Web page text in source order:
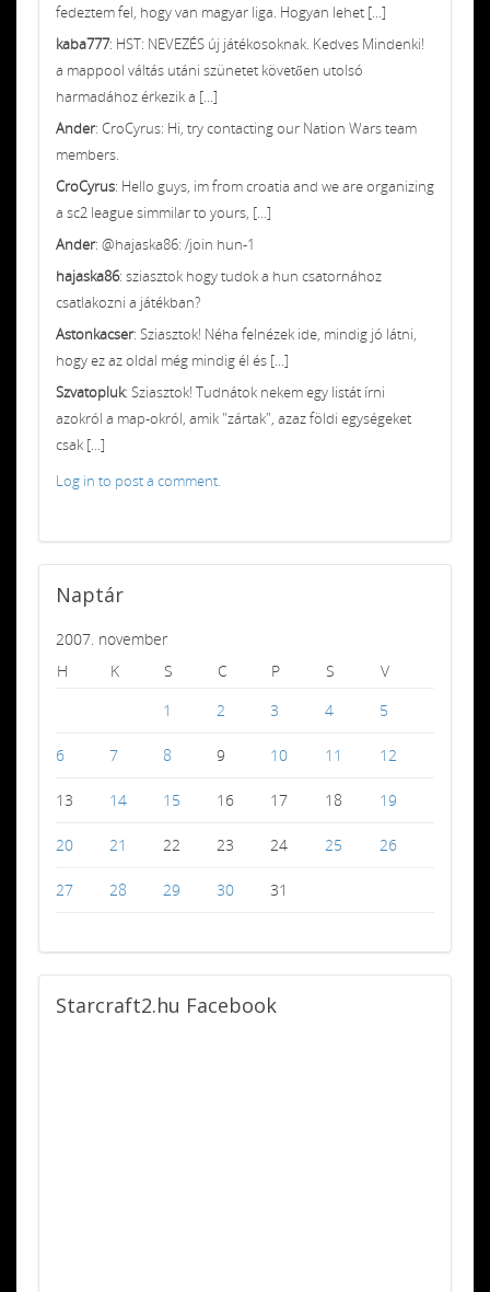
fedeztem fel, hogy van magyar liga. Hogyan lehet [...]
kaba777: HST: NEVEZÉS új játékosoknak. Kedves Mindenki!
a mappool váltás utáni szünetet követően utolsó
harmadához érkezik a [...]
Ander: CroCyrus: Hi, try contacting our Nation Wars team
members.
CroCyrus: Hello guys, im from croatia and we are organizing
a sc2 league simmilar to yours, [...]
Ander: @hajaska86: /join hun-1
hajaska86: sziasztok hogy tudok a hun csatornához
csatlakozni a játékban?
Astonkacser: Sziasztok! Néha felnézek ide, mindig jó látni,
hogy ez az oldal még mindig él és [...]
Szvatopluk: Sziasztok! Tudnátok nekem egy listát írni
azokról a map-okról, amik "zártak", azaz földi egységeket
csak [...]
Log in to post a comment.
Naptár
2007. november
H
K S C P S
V
1
2 3 4 5
6 7 8 9 10 11 12
13 14 15 16 17 18 19
20 21 22 23 24 25 26
27 28 29 30 31
Starcraft2.hu Facebook